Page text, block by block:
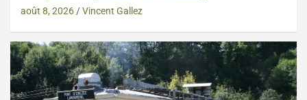
août 8, 2026 Vincent Gallez